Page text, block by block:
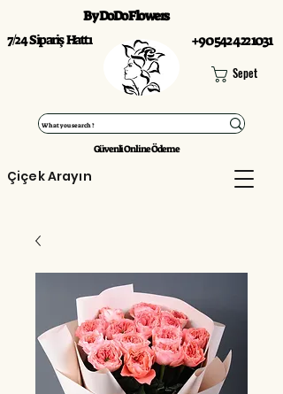
7/24 Sipariş Hattı +90 542 422 1031
By DoDo Flowers
Sepet
Çiçek Arayın
Güvenli Online Ödeme